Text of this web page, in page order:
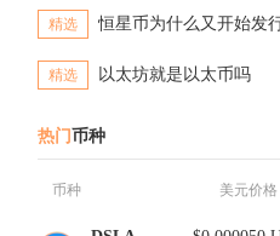
精选 恒星币为什么又开始发
精选 以太坊就是以太币吗
热门币种
币种 美元价格